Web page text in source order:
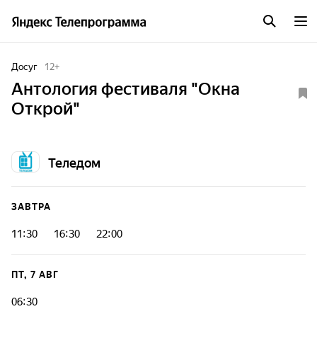
Досуг 12+
Антология фестиваля "Окна
Открой"
Теледом
ЗАВТРА
11:30 16:30 22:00
ПТ, 7 АВГ
06:30